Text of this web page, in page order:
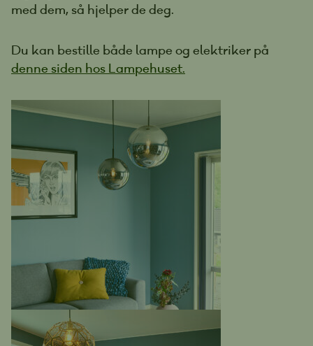
med dem, så hjelper de deg.
Du kan bestille både lampe og elektriker på
denne siden hos Lampehuset.